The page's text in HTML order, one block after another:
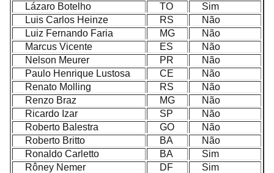
Lázaro Botelho
TO
Sim
Luis Carlos Heinze
RS
Não
Luiz Fernando Faria
MG
Não
Marcus Vicente
ES
Não
Nelson Meurer
PR
Não
Paulo Henrique Lustosa
CE
Não
Renato Molling
RS
Não
Renzo Braz
MG
Não
Ricardo Izar
SP
Não
Roberto Balestra
GO
Não
Roberto Britto
BA
Não
Ronaldo Carletto
BA
Sim
Rôney Nemer
DF
Sim